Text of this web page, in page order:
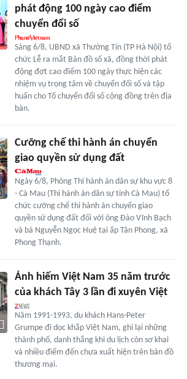
phát động 100 ngày cao điểm
chuyển đổi số
Sáng 6/8, UBND xã Thường Tín (TP Hà Nội) tổ
chức Lễ ra mắt Bản đồ số xã, đồng thời phát
động đợt cao điểm 100 ngày thực hiện các
nhiệm vụ trọng tâm về chuyển đổi số và tập
huấn cho Tổ chuyển đổi số cộng đồng trên địa
bàn.
Cưỡng chế thi hành án chuyển
giao quyền sử dụng đất
Ngày 6/8, Phòng Thi hành án dân sự khu vực 8
- Cà Mau (Thi hành án dân sự tỉnh Cà Mau) tổ
chức cưỡng chế thi hành án chuyển giao
quyền sử dụng đất đối với ông Đào Vĩnh Bạch
và bà Nguyễn Ngọc Huệ tại ấp Tân Phong, xã
Phong Thạnh.
Ảnh hiếm Việt Nam 35 năm trước
của khách Tây 3 lần đi xuyên Việt
Năm 1991-1993, du khách Hans-Peter
Grumpe đi dọc khắp Việt Nam, ghi lại những
thành phố, danh thắng khi du lịch còn sơ khai
và nhiều điểm đến chưa xuất hiện trên bản đồ
thương mại.